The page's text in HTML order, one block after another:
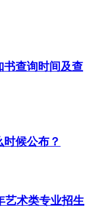
书查询时间及查
候公布？
艺术类专业招生